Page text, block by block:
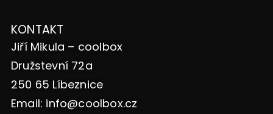
KONTAKT
Jiří Mikula – coolbox
Družstevní 72a
250 65 Líbeznice
Email: info@coolbox.cz